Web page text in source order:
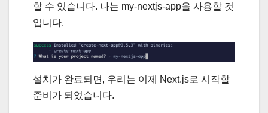
할 수 있습니다. 나는 my-nextjs-app을 사용할 것
입니다.
설치가 완료되면, 우리는 이제 Next.js로 시작할
준비가 되었습니다.